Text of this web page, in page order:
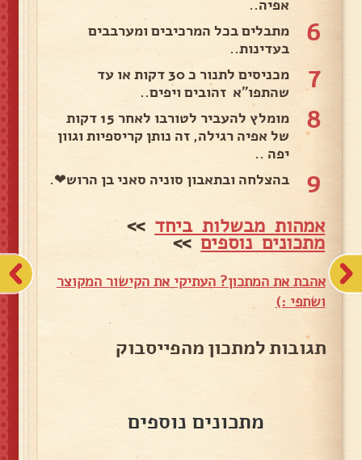
אפיה..
6
מתבלים בכל המרכיבים ומערבבים
בעדינות..
7
מכניסים לתנור כ 30 דקות או עד
שהתפו"א זהובים ויפים..
8
מומלץ להעביר לטורבו לאחר 15 דקות
של אפיה רגילה, זה נותן קריספיות וגוון
יפה ..
9 בהצלחה ובתאבון סוניה סאני בן הרוש❤.
אמהות מבשלות ביחד >>
מתכונים נוספים>>
אהבת את המתכון? העתיקי את הקישור המקוצר
ושתפי :)
תגובות למתכון מהפייסבוק
מתכונים נוספים